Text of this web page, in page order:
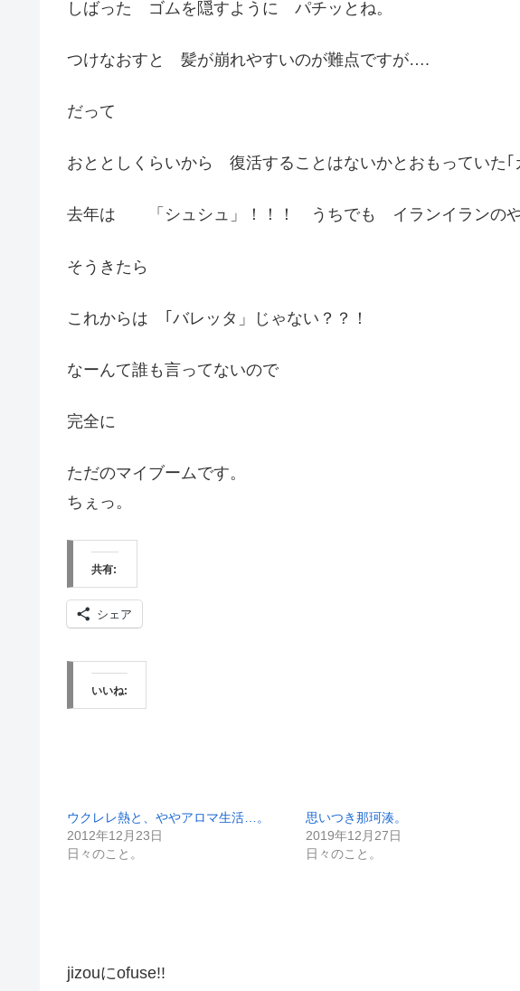
しばった ゴムを隠すように パチッとね。
つけなおすと 髪が崩れやすいのが難点ですが….
だって
おととしくらいから 復活することはないかとおもっていた
去年は 「シュシュ」！！！ うちでも イランイランの
そうきたら
これからは ｢バレッタ」じゃない？？！
なーんて誰も言ってないので
完全に
ただのマイブームです。
ちぇっ。
共有:
シェア
いいね:
ウクレレ熱と、ややアロマ生活…。
2012年12月23日
日々のこと。
思いつき那珂湊。
2019年12月27日
日々のこと。
jizouにofuse!!